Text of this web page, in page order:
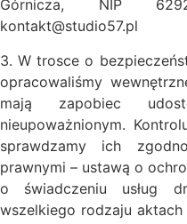
Górnicza, NIP
kontakt@studio57.pl
3. W trosce o
opracowaliśmy
mają zapobiec
nieupoważnionym.
sprawdzamy ich
prawnymi – ustawą o
o świadczeniu usług
wszelkiego rodzaju